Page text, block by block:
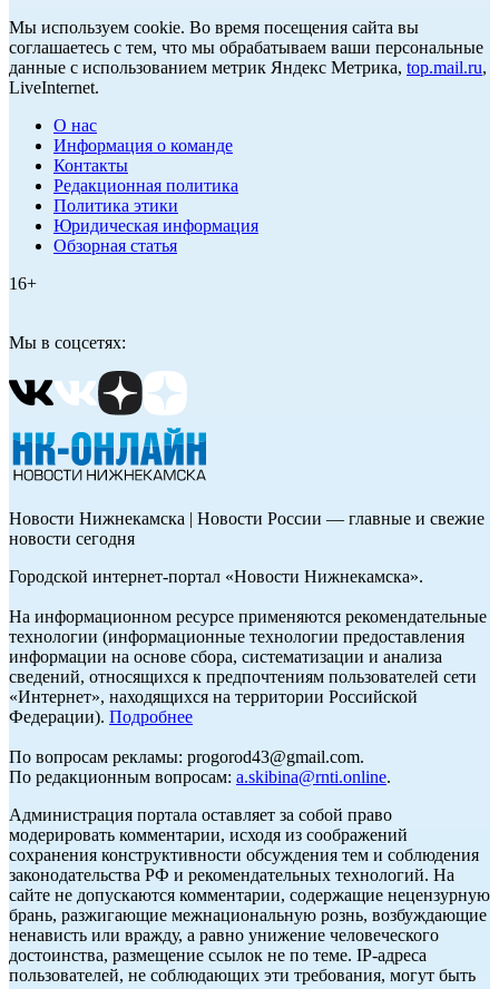
Мы используем cookie. Во время посещения сайта вы
соглашаетесь с тем, что мы обрабатываем ваши персональные
данные с использованием метрик Яндекс Метрика, top.mail.ru,
LiveInternet.
О нас
Информация о команде
Контакты
Редакционная политика
Политика этики
Юридическая информация
Обзорная статья
16+
Мы в соцсетях:
Новости Нижнекамска | Новости России — главные и свежие
новости сегодня
Городской интернет-портал «Новости Нижнекамска».
На информационном ресурсе применяются рекомендательные
технологии (информационные технологии предоставления
информации на основе сбора, систематизации и анализа
сведений, относящихся к предпочтениям пользователей сети
«Интернет», находящихся на территории Российской
Федерации). Подробнее
По вопросам рекламы: progorod43@gmail.com.
По редакционным вопросам: a.skibina@rnti.online.
Администрация портала оставляет за собой право
модерировать комментарии, исходя из соображений
сохранения конструктивности обсуждения тем и соблюдения
законодательства РФ и рекомендательных технологий. На
сайте не допускаются комментарии, содержащие нецензурную
брань, разжигающие межнациональную рознь, возбуждающие
ненависть или вражду, а равно унижение человеческого
достоинства, размещение ссылок не по теме. IP-адреса
пользователей, не соблюдающих эти требования, могут быть